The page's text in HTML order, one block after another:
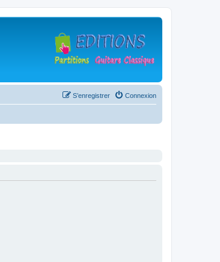
Connexion
S’enregistrer